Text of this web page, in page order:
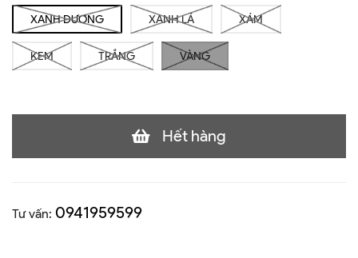
XANH DƯƠNG XANH LÁ XÁM
KEM TRẮNG VÀNG
Hết hàng
Tư vấn: 0941959599